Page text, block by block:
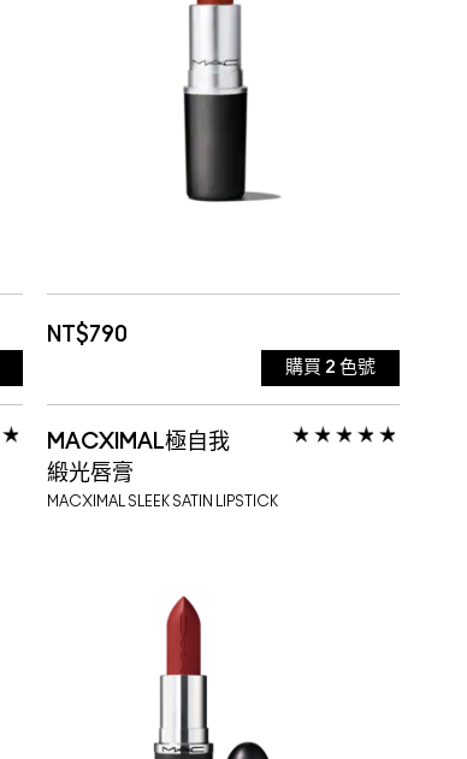
607 LADY DANGER 砂糖血橙
608 MEHR 煙燻漿果
614 SMOKED PURPLE 煙硝跩紫
短效品 效期:2027-05-23
616 TAUPE 榛果可可
622 ANTIQUE VELVET 廢土黑咖
625 FOLIO 嗜裸書蟲
626 WHIRL 純濃可可
NT$790
購買 2 色號
646 MARRAKESH 磚紅色【暢銷
色】霧面質地
CHILI 辣椒紅【暢銷色】
MACXIMAL極自我
緞光唇膏
MACXIMAL SLEEK SATIN LIPSTICK